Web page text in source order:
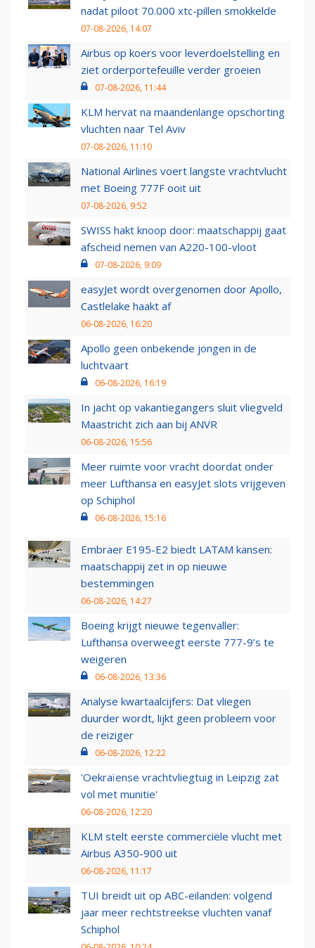
nadat piloot 70.000 xtc-pillen smokkelde
07-08-2026, 14:07
Airbus op koers voor leverdoelstelling en
ziet orderportefeuille verder groeien
07-08-2026, 11:44
KLM hervat na maandenlange opschorting
vluchten naar Tel Aviv
07-08-2026, 11:10
National Airlines voert langste vrachtvlucht
met Boeing 777F ooit uit
07-08-2026, 9:52
SWISS hakt knoop door: maatschappij gaat
afscheid nemen van A220-100-vloot
07-08-2026, 9:09
easyJet wordt overgenomen door Apollo,
Castlelake haakt af
06-08-2026, 16:20
Apollo geen onbekende jongen in de
luchtvaart
06-08-2026, 16:19
In jacht op vakantiegangers sluit vliegveld
Maastricht zich aan bij ANVR
06-08-2026, 15:56
Meer ruimte voor vracht doordat onder
meer Lufthansa en easyJet slots vrijgeven
op Schiphol
06-08-2026, 15:16
Embraer E195-E2 biedt LATAM kansen:
maatschappij zet in op nieuwe
bestemmingen
06-08-2026, 14:27
Boeing krijgt nieuwe tegenvaller:
Lufthansa overweegt eerste 777-9’s te
weigeren
06-08-2026, 13:36
Analyse kwartaalcijfers: Dat vliegen
duurder wordt, lijkt geen probleem voor
de reiziger
06-08-2026, 12:22
'Oekraïense vrachtvliegtuig in Leipzig zat
vol met munitie'
06-08-2026, 12:20
KLM stelt eerste commerciële vlucht met
Airbus A350-900 uit
06-08-2026, 11:17
TUI breidt uit op ABC-eilanden: volgend
jaar meer rechtstreekse vluchten vanaf
Schiphol